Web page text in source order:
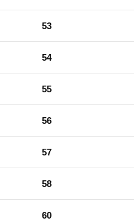
53
54
55
56
57
58
60